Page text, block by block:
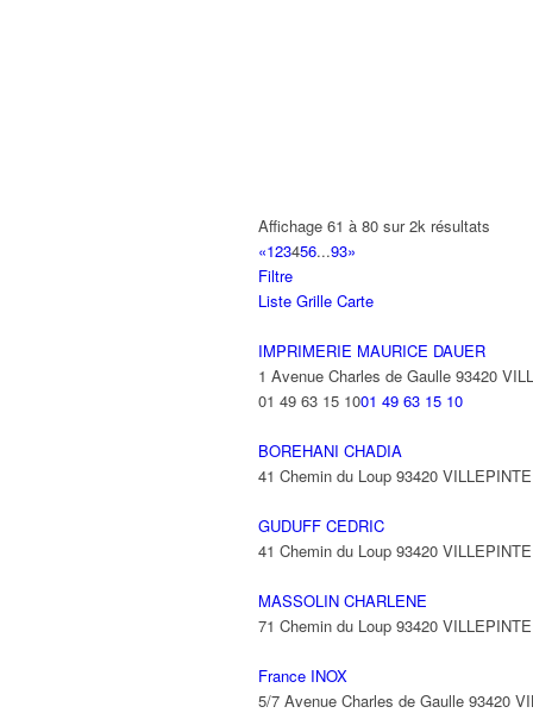
01 43 83 32 63 01 43 83 32 63
ALANYALI CELAL
19 Rue d'Alsace Lorraine 93420
ALARME SECURITE SYSTEME
33 Avenue Georges Clemenceau
8 Rue Jean Monnet 93420 VILLEPINTE
Affichage 61 à 80 sur 2k résultats
«123456...93»
Filtre
Liste Grille Carte
IMPRIMERIE MAURICE DAUER
1 Avenue Charles de Gaulle 93420
01 49 63 15 1001 49 63 15 10
BOREHANI CHADIA
41 Chemin du Loup 93420 VILLEPINTE
GUDUFF CEDRIC
41 Chemin du Loup 93420 VILLEPINTE
MASSOLIN CHARLENE
71 Chemin du Loup 93420 VILLEPINTE
France INOX
5/7 Avenue Charles de Gaulle 93420